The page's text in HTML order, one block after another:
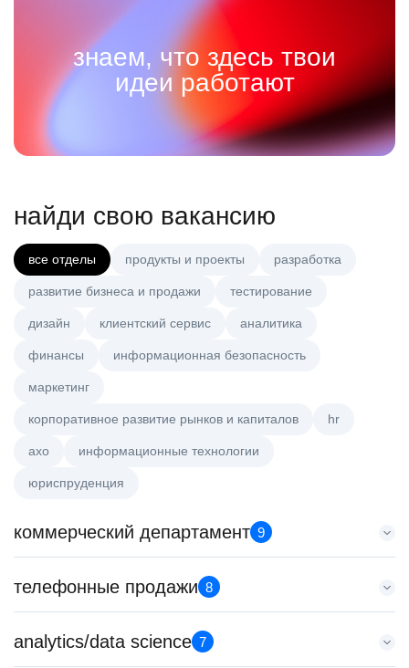
знаем, что здесь твои
идеи работают
найди свою вакансию
все отделы продукты и проекты разработка
развитие бизнеса и продажи тестирование
дизайн клиентский сервис аналитика
финансы информационная безопасность
маркетинг
корпоративное развитие рынков и капиталов hr
axo информационные технологии
юриспруденция
коммерческий департамент 9
Key Account Manager (EdTech)
HeadHunter::Коммерческий департамент
150000 ₽
телефонные продажи 8
Менеджер по продажам B2B
HeadHunter::Телефонные продажи
analytics/data science 7